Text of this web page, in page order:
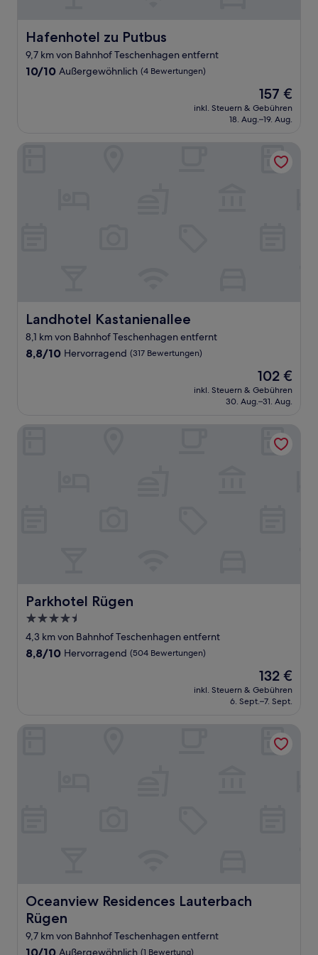
Hafenhotel zu Putbus
Hafenhotel zu Putbus
9,7 km von Bahnhof Teschenhagen entfernt
10.0
10/10 Außergewöhnlich (4 Bewertungen)
Der
Preis
beträgt
157 €
inkl. Steuern & Gebühren
18. Aug.–19. Aug.
Landhotel Kastanienallee
Landhotel Kastanienallee
8,1 km von Bahnhof Teschenhagen entfernt
8.8
8,8/10 Hervorragend (317 Bewertungen)
Der
Preis
beträgt
102 €
inkl. Steuern & Gebühren
30. Aug.–31. Aug.
Parkhotel Rügen
Parkhotel Rügen
4.5-
Sterne-
Unterkunft
4,3 km von Bahnhof Teschenhagen entfernt
8.8
8,8/10 Hervorragend (504 Bewertungen)
Der
Preis
beträgt
132 €
inkl. Steuern & Gebühren
6. Sept.–7. Sept.
Oceanview Residences Lauterbach
Rügen
Oceanview Residences Lauterbach Rügen
9,7 km von Bahnhof Teschenhagen entfernt
10.0
10/10 Außergewöhnlich (1 Bewertung)